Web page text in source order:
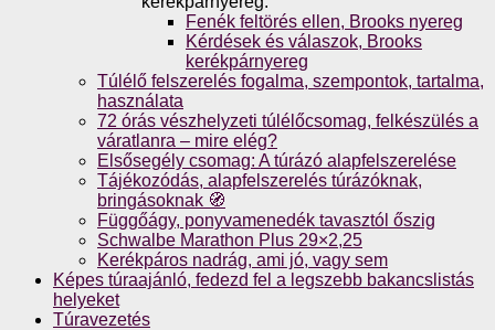
Fenék feltörés ellen, Brooks nyereg
Kérdések és válaszok, Brooks
kerékpárnyereg
Túlélő felszerelés fogalma, szempontok, tartalma,
használata
72 órás vészhelyzeti túlélőcsomag, felkészülés a
váratlanra – mire elég?
Elsősegély csomag: A túrázó alapfelszerelése
Tájékozódás, alapfelszerelés túrázóknak,
bringásoknak 🧭
Függőágy, ponyvamenedék tavasztól őszig
Schwalbe Marathon Plus 29×2,25
Kerékpáros nadrág, ami jó, vagy sem
Képes túraajánló, fedezd fel a legszebb bakancslistás
helyeket
Túravezetés